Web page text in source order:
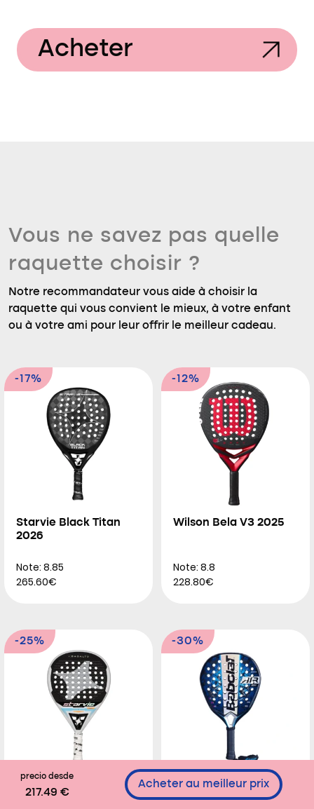
precio desde
217.49 €
Acheter au meilleur prix
Acheter
Vous ne savez pas quelle
raquette choisir ?
Notre recommandateur vous aide à choisir la
raquette qui vous convient le mieux, à votre enfant
ou à votre ami pour leur offrir le meilleur cadeau.
-17%
Starvie Black Titan
2026
Note: 8.85
265.60€
-12%
Wilson Bela V3 2025
Note: 8.8
228.80€
-25%
2025
-30%
Babolat Air Viper 2025